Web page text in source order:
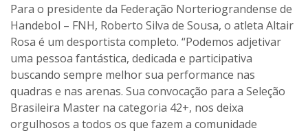
Para o presidente da Federação Norteriograndense de
Handebol – FNH, Roberto Silva de Sousa, o atleta Altair
Rosa é um desportista completo. “Podemos adjetivar
uma pessoa fantástica, dedicada e participativa
buscando sempre melhor sua performance nas
quadras e nas arenas. Sua convocação para a Seleção
Brasileira Master na categoria 42+, nos deixa
orgulhosos a todos os que fazem a comunidade